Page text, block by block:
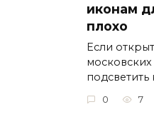
иконам
плохо
Если
подсветить
0 7